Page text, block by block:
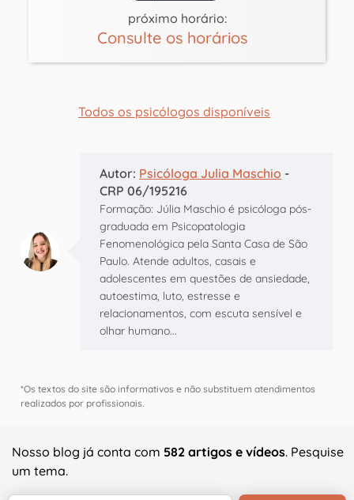
próximo horário:
Consulte os horários
Todos os psicólogos disponíveis
Autor: Psicóloga Julia Maschio -
CRP 06/195216
Formação: Júlia Maschio é psicóloga pós-
graduada em Psicopatologia
Fenomenológica pela Santa Casa de São
Paulo. Atende adultos, casais e
adolescentes em questões de ansiedade,
autoestima, luto, estresse e
relacionamentos, com escuta sensível e
olhar humano...
*Os textos do site são informativos e não substituem atendimentos
realizados por profissionais.
Nosso blog já conta com 582 artigos e vídeos. Pesquise
um tema.